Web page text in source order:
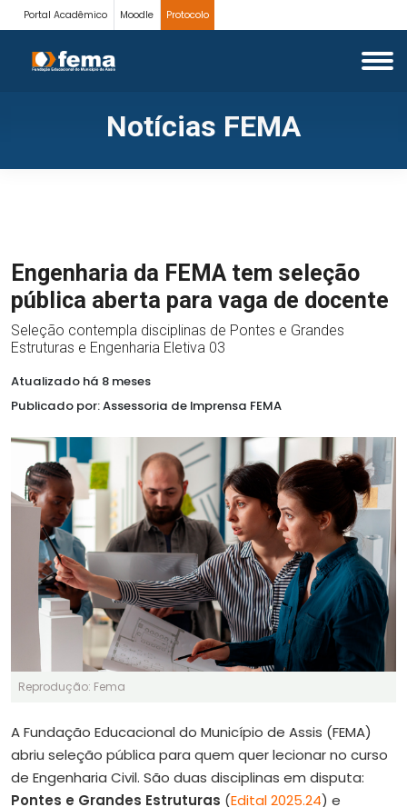
Portal Acadêmico Moodle Protocolo
Notícias FEMA
Engenharia da FEMA tem seleção
pública aberta para vaga de docente
Seleção contempla disciplinas de Pontes e Grandes
Estruturas e Engenharia Eletiva 03
Atualizado há 8 meses
Publicado por: Assessoria de Imprensa FEMA
Reprodução: Fema
A Fundação Educacional do Município de Assis (FEMA)
abriu seleção pública para quem quer lecionar no curso
de Engenharia Civil. São duas disciplinas em disputa:
Pontes e Grandes Estruturas (Edital 2025.24) e